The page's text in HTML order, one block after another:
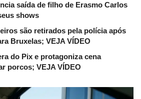
saída de filho de Erasmo Carlos
shows
são retirados pela polícia após
Bruxelas; VEJA VÍDEO
do Pix e protagoniza cena
porcos; VEJA VÍDEO